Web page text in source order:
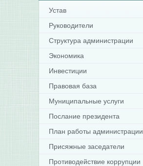
Устав
Руководители
Структура администрации
Экономика
Инвестиции
Правовая база
Муниципальные услуги
Послание президента
План работы администрации
Присяжные заседатели
Противодействие коррупции